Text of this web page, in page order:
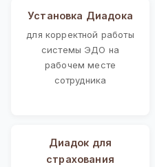
Установка Диадока
для корректной работы
системы ЭДО на
рабочем месте
сотрудника
Диадок для
страхования